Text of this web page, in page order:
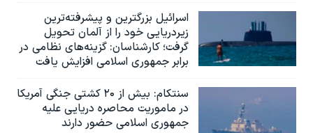
اسرائيل بزرگترین و پیشرفته‌ترین
زیردریایی خود را از آلمان تحویل
گرفت؛ کارشناسان: گزینه‌های نظامی در
برابر جمهوری اسلامی افزایش یافت
سنتکام: بیش از ۲۰ کشتی جنگی آمریکا
در ماموریت محاصره دریایی علیه
جمهوری اسلامی حضور دارند